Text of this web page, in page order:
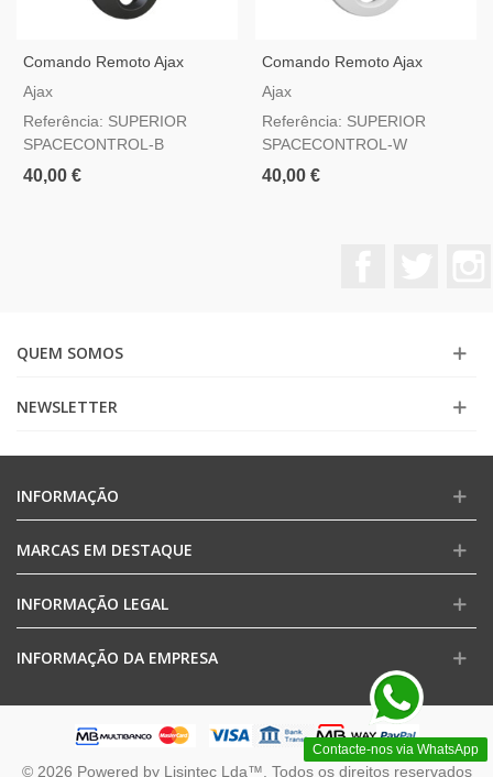
Comando Remoto Ajax
Superior SpaceControl
De Pânico Grau 2
Ajax
Referência: SUPERIOR
SPACECONTROL-B
40,00 €
Comando Remoto Ajax
Superior SpaceControl
Botão De Pânico Grau 2
Ajax
Referência: SUPERIOR
SPACECONTROL-W
40,00 €
QUEM SOMOS
NEWSLETTER
Contacte-nos via WhatsApp
INFORMAÇÃO
MARCAS EM DESTAQUE
INFORMAÇÃO LEGAL
INFORMAÇÃO DA EMPRESA
© 2026 Powered by Lisintec Lda™. Todos os direitos reservados